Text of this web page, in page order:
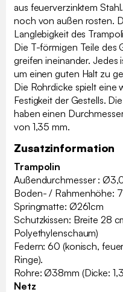
aus feuerverzinktem
noch von außen rosten.
Langlebigkeit des
Die T-förmigen Teile des
greifen ineinander.
um einen guten Halt zu
Die Rohrdicke spielt eine
Festigkeit der Gestells.
haben einen
von 1,35 mm.
Zusatzinformation
Trampolin
Außendurchmesser :
Boden- / Rahmenhöhe:
Springmatte: Ø261cm
Schutzkissen: Breite 28
Polyethylenschaum)
Federn: 60 (konisch,
Ringe).
Rohre: Ø38mm (Dicke:
Netz